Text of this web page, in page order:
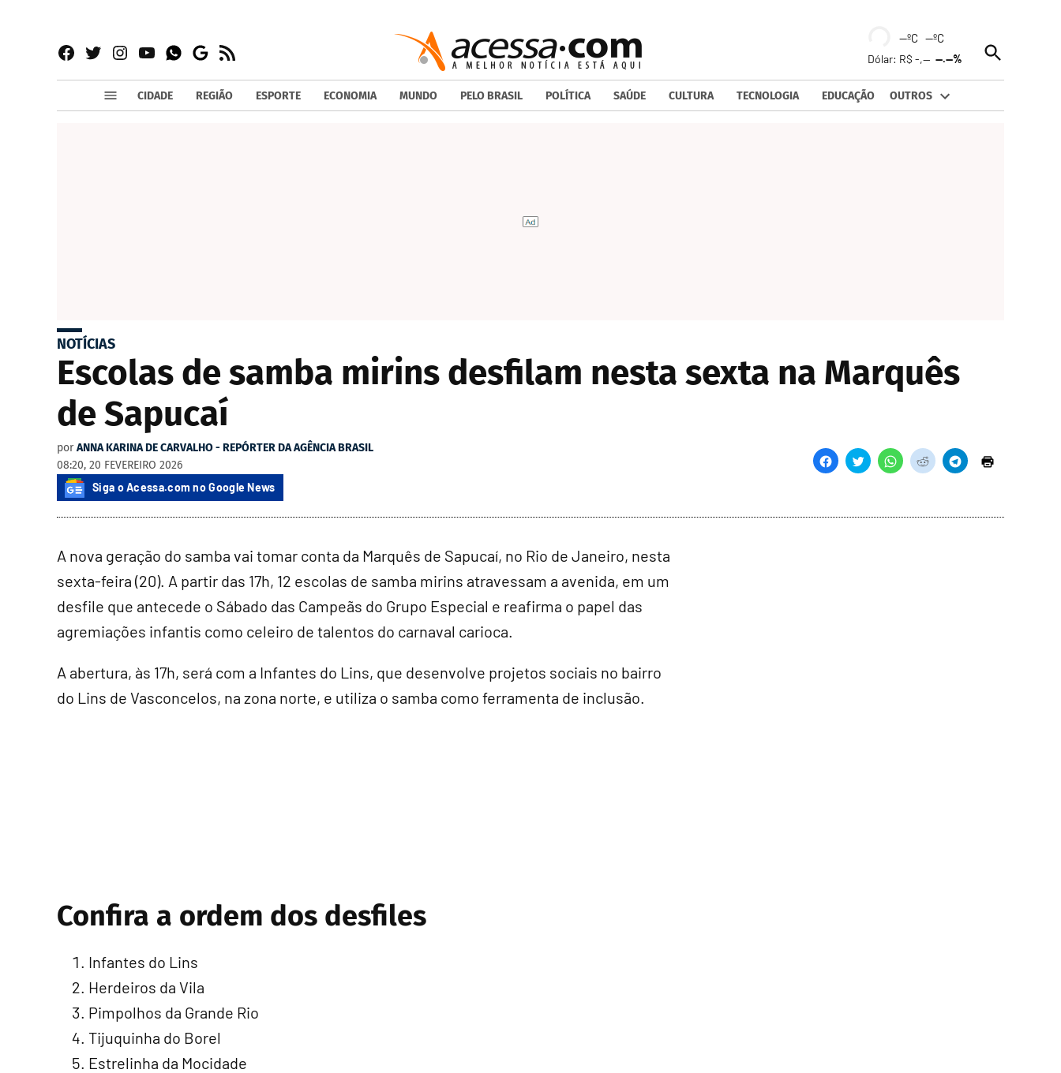
Facebook
TwitterInstagram
YouTubeWhatsapp
Google
News
RSS
--ºC --ºC
Dólar: R$ -,----.--%
Open
Search
CIDADE REGIÃO ESPORTE ECONOMIA MUNDO PELO BRASIL POLÍTICA SAÚDE CULTURA TECNOLOGIA EDUCAÇÃO OUTROS
NOTÍCIAS
Escolas de samba mirins desfilam nesta sexta na Marquês
de Sapucaí
por ANNA KARINA DE CARVALHO - REPÓRTER DA AGÊNCIA BRASIL
08:20, 20 FEVEREIRO 2026
Siga o Acessa.com no Google News
A nova geração do samba vai tomar conta da Marquês de Sapucaí, no Rio de Janeiro, nesta
sexta-feira (20). A partir das 17h, 12 escolas de samba mirins atravessam a avenida, em um
desfile que antecede o Sábado das Campeãs do Grupo Especial e reafirma o papel das
agremiações infantis como celeiro de talentos do carnaval carioca.
A abertura, às 17h, será com a Infantes do Lins, que desenvolve projetos sociais no bairro
do Lins de Vasconcelos, na zona norte, e utiliza o samba como ferramenta de inclusão.
Confira a ordem dos desfiles
Infantes do Lins
Herdeiros da Vila
Pimpolhos da Grande Rio
Tijuquinha do Borel
Estrelinha da Mocidade